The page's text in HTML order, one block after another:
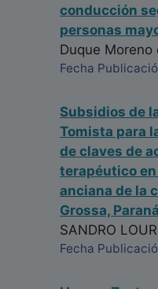
conducción
personas
Duque Moreno
Fecha
Subsidios de
Tomista para
de claves de
terapéutico
anciana de la
Grossa,
SANDRO
Fecha